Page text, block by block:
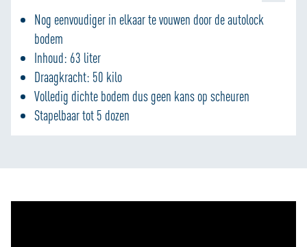
Nog eenvoudiger in elkaar te vouwen door de autolock
bodem
Inhoud: 63 liter
Draagkracht: 50 kilo
Volledig dichte bodem dus geen kans op scheuren
Stapelbaar tot 5 dozen